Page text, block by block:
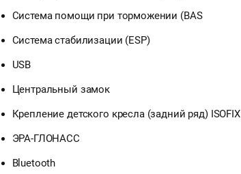
Система помощи при торможении (BAS
Система стабилизации (ESP)
USB
Центральный замок
Крепление детского кресла (задний ряд) ISOFIX
ЭРА-ГЛОНАСС
Bluetooth